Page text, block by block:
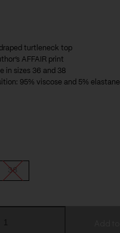
turtleneck top
AFFAIR print
in sizes 36 and 38
95% viscose and 5% elastane
38